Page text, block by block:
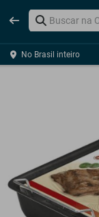
No Brasil inteiro